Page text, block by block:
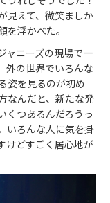
見えて、微笑ましか
浮かべた。
ャニーズの現場で一
外の世界でいろんな
姿を見るのが初め
なんだと、新たな発
くつあるんだろうっ
いろんな人に気を掛
けどすごく居心地が